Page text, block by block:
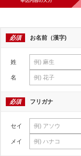
必須 お名前（漢字)
姓
名
必須 フリガナ
セイ
メイ